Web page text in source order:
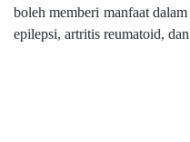
boleh memberi manfaat
epilepsi, artritis reumatoid,